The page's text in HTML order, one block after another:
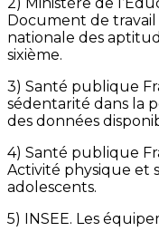
2) Ministère de
Document de travail
nationale des
sixième.
3) Santé publique
sédentarité dans la
des données
4) Santé publique
Activité physique et
adolescents.
5) INSEE. Les